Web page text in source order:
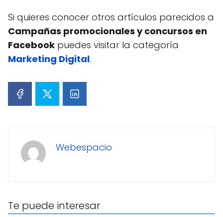
Si quieres conocer otros artículos parecidos a
Campañas promocionales y concursos en
Facebook puedes visitar la categoría
Marketing Digital.
Webespacio
Te puede interesar